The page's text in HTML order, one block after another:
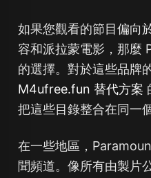
如果您觀看的節目偏向
容和派拉蒙電影，那麼
的選擇。對於這些品牌
M4ufree.fun 替代方案
把這些目錄整合在同一
在一些地區，
聞頻道。像所有由製片